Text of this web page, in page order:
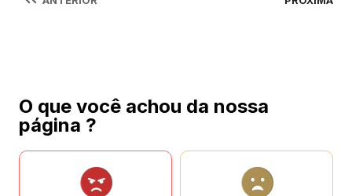
O que você achou da nossa
página ?